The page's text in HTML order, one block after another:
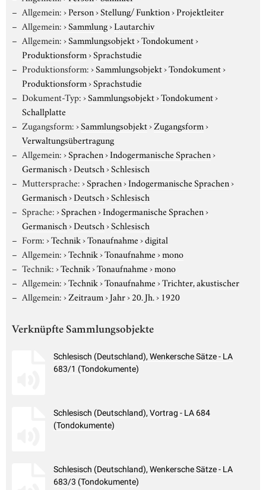
Allgemein:›Person›Stellung/ Funktion›Projektleiter
Allgemein:›Sammlung›Lautarchiv
Allgemein:›Sammlungsobjekt›Tondokument›
Produktionsform›Sprachstudie
Produktionsform:›Sammlungsobjekt›Tondokument›
Produktionsform›Sprachstudie
Dokument-Typ:›Sammlungsobjekt›Tondokument›
Schallplatte
Zugangsform:›Sammlungsobjekt›Zugangsform›
Verwaltungsübertragung
Allgemein:›Sprachen›Indogermanische Sprachen›
Germanisch›Deutsch›Schlesisch
Muttersprache:›Sprachen›Indogermanische Sprachen›
Germanisch›Deutsch›Schlesisch
Sprache:›Sprachen›Indogermanische Sprachen›
Germanisch›Deutsch›Schlesisch
Form:›Technik›Tonaufnahme›digital
Allgemein:›Technik›Tonaufnahme›mono
Technik:›Technik›Tonaufnahme›mono
Allgemein:›Technik›Tonaufnahme›Trichter, akustischer
Allgemein:›Zeitraum›Jahr›20. Jh.› 1920
Verknüpfte Sammlungsobjekte
Schlesisch (Deutschland), Wenkersche Sätze - LA
683/1 (Tondokumente)
Schlesisch (Deutschland), Vortrag - LA 684
(Tondokumente)
Schlesisch (Deutschland), Wenkersche Sätze - LA
683/3 (Tondokumente)